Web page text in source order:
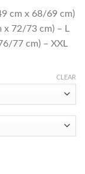
cm x 68/69 cm)
x 72/73 cm) – L
77 cm) – XXL
CLEAR